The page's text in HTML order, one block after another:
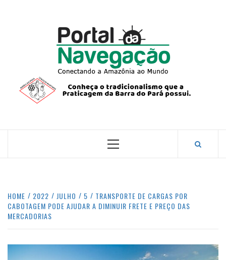
CONECTANDO A AMAZÔNIA COM O MUNDO.
Primary
HOME 2022 JULHO 5
TRANSPORTE DE CARGAS POR
CABOTAGEM PODE AJUDAR A DIMINUIR FRETE E PREÇO DAS
MERCADORIAS